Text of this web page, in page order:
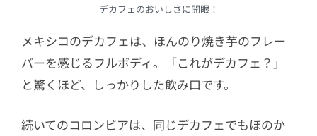
デカフェのおいしさに開眼！
メキシコのデカフェは、ほんのり焼き芋のフレー
バーを感じるフルボディ。「これがデカフェ？」
と驚くほど、しっかりした飲み口です。
続いてのコロンビアは、同じデカフェでもほのか